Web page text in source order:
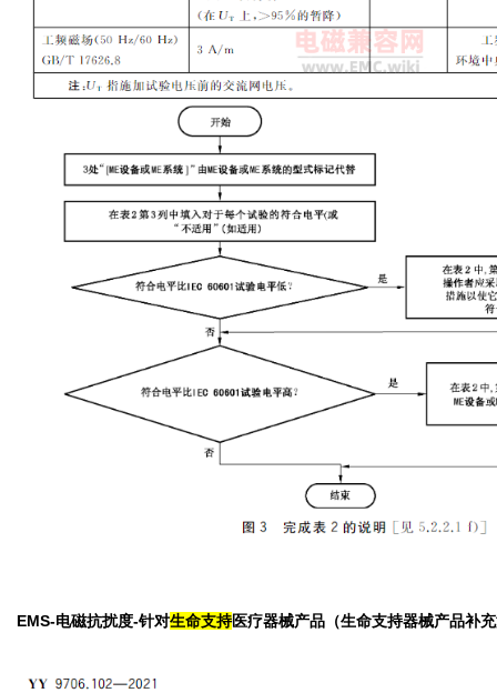
EMS-电磁抗扰度-针对生命支持医疗器械产品（生命支持器械产品补